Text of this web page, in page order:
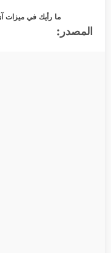
ما رأيك في ميزات آي-فون 18 برو؟ أخبرنا
المصدر: